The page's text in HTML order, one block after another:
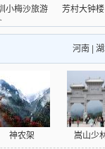
小梅沙旅游
芳村大钟楼
河南
神农架 嵩山少